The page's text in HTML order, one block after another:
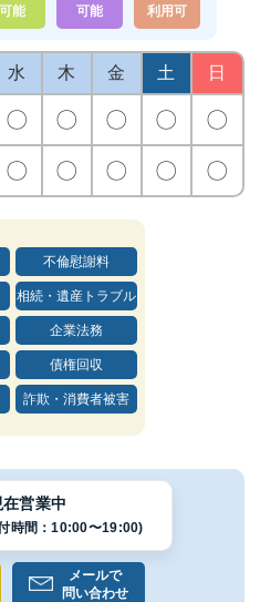
可能
可能
利用可
水 木 金 土 日
〇 〇 〇 〇 〇
〇 〇 〇 〇 〇
不倫慰謝料
相続・遺産トラブル
企業法務
債権回収
詐欺・消費者被害
在営業中
時間：10:00〜19:00)
メールで
問い合わせ